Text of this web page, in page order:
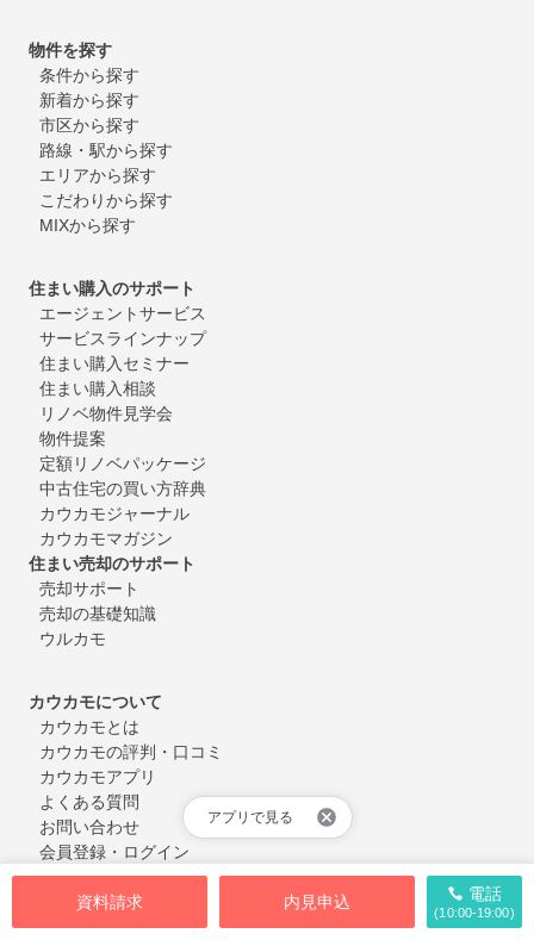
資料請求 内見申込 電話
(10:00-19:00)
アプリで見る
物件を探す
条件から探す
新着から探す
市区から探す
路線・駅から探す
エリアから探す
こだわりから探す
MIXから探す
住まい購入のサポート
エージェントサービス
サービスラインナップ
住まい購入セミナー
住まい購入相談
リノベ物件見学会
物件提案
定額リノベパッケージ
中古住宅の買い方辞典
カウカモジャーナル
カウカモマガジン
住まい売却のサポート
売却サポート
売却の基礎知識
ウルカモ
カウカモについて
カウカモとは
カウカモの評判・口コミ
カウカモアプリ
よくある質問
お問い合わせ
会員登録・ログイン